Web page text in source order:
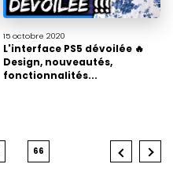
15 octobre 2020
L'interface PS5 dévoilée 🔥
Design, nouveautés,
fonctionnalités...
66